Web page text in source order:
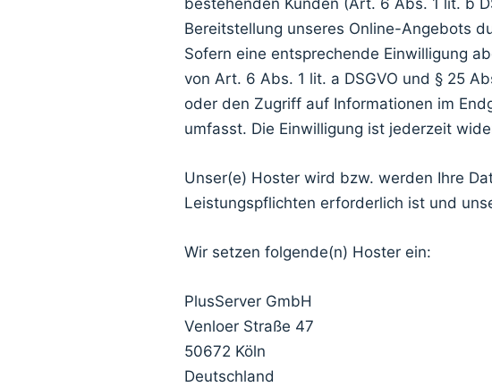
Bereitstellung unseres Online-Angebots
Sofern eine entsprechende Einwilligung
von Art. 6 Abs. 1 lit. a DSGVO und § 25
oder den Zugriff auf Informationen im
umfasst. Die Einwilligung ist jederzeit
Unser(e) Hoster wird bzw. werden Ihre
Leistungspflichten erforderlich ist und
Wir setzen folgende(n) Hoster ein:
PlusServer GmbH
Venloer Straße 47
50672 Köln
Deutschland